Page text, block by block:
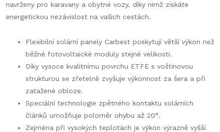
navrženy pro karavany a obytné vozy, díky nimž získáte
energetickou nezávislost na vašich cestách.
Flexibilní solární panely Carbest poskytují větší výkon než
běžné fotovoltaické moduly stejné velikosti.
Díky vysoce kvalitnímu povrchu ETFE s voštinovou
strukturou se zřetelně zvyšuje výkonnost za šera a při
zatažené obloze.
Speciální technologie zpětného kontaktu solárních
článků umožňuje poloměr ohybu až 20°.
Zejména při vysokých teplotách je výkon výrazně vyšší